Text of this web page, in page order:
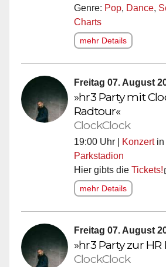
Genre: Pop, Dance,
Charts
mehr Details
Freitag 07. August
»hr3 Party mit
Radtour«
ClockClock
19:00 Uhr | Konzertin
Parkstadion
Hier gibts die Tickets!
mehr Details
Freitag 07. August
»hr3 Party zur
ClockClock